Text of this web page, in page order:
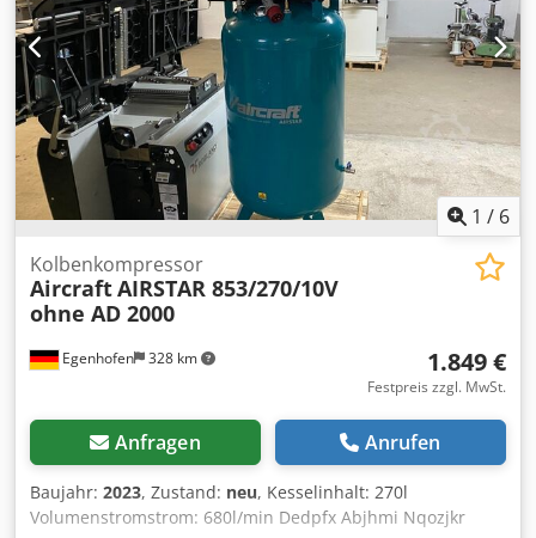
1 / 6
Egenhofen 328 km
Kolbenkompressor
AircraftAIRSTAR 853/270/10V
ohne AD 2000
1.849 €
Festpreis zzgl. MwSt.
Anfragen Anrufen
Baujahr: 2023, Zustand: neu, Kesselinhalt: 270l
Volumenstromstrom: 680l/min Dedpfx Abjhmi Nqozjkr